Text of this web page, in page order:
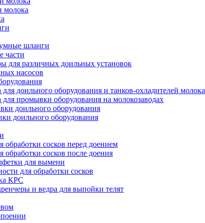
молока
шланги
части
для различных доильных установок
насосов
доильного оборудования и танков-охладителей молока
промывки оборудования на молокозаводах
доильного оборудования
доильного оборудования
обработки сосков перед доением
обработки сосков после доения
для вымени
для обработки сосков
КРС
и ведра для выпойки телят